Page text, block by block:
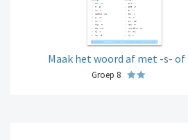
Maak het woord af met -s- of
Groep 8